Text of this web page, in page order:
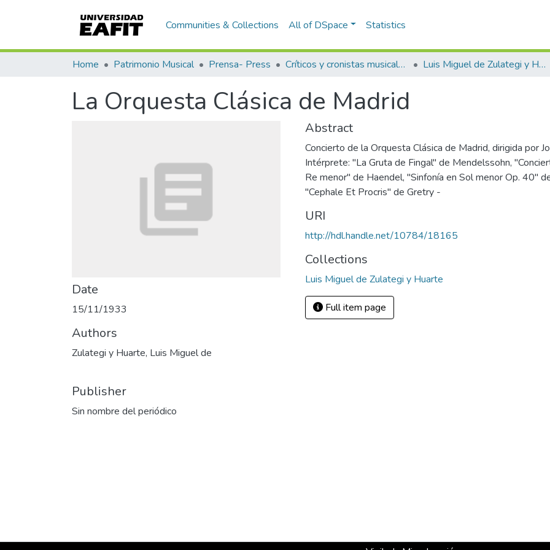
Communities & Collections All of DSpace Statistics
Home Patrimonio Musical Prensa- Press Críticos y cronistas musicales Luis Miguel de Zulategi y Huarte
La Orquesta Clásica de Madrid
Date
15/11/1933
Authors
Zulategi y Huarte, Luis Miguel de
Publisher
Sin nombre del periódico
Abstract
Concierto de la Orquesta Clásica de Madrid, dirigida por
Intérprete: "La Gruta de Fingal" de Mendelssohn,
Re menor" de Haendel, "Sinfonía en Sol menor Op. 40"
"Cephale Et Procris" de Gretry -
URI
http://hdl.handle.net/10784/18165
Collections
Luis Miguel de Zulategi y Huarte
Full item page